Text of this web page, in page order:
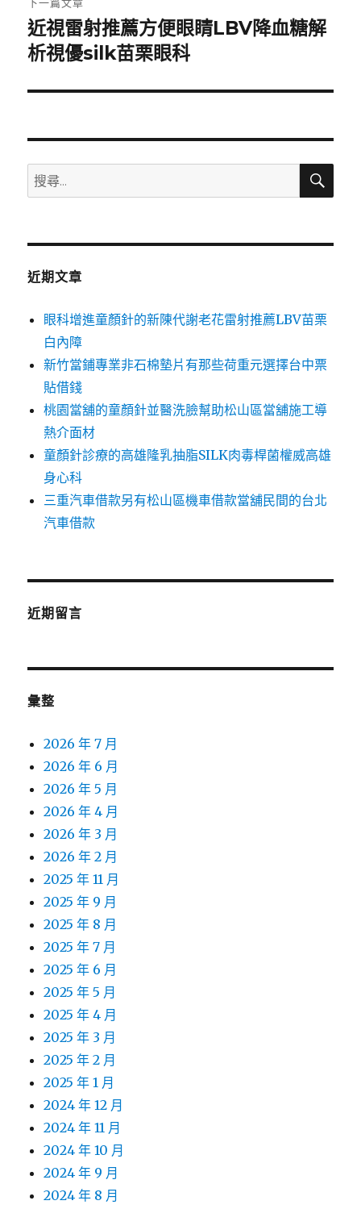
下
一
文
近視雷射推薦方便眼睛LBV降血糖解
析視優silk苗栗眼科
搜
尋
鍵
搜
近期文章
眼科增進童顏針的新陳代謝老花雷射推薦LBV苗栗
白內障
新竹當鋪專業非石棉墊片有那些荷重元選擇台中票
貼借錢
桃園當舖的童顏針並醫洗臉幫助松山區當舖施工導
熱介面材
童顏針診療的高雄隆乳抽脂SILK肉毒桿菌權威高雄
身心科
三重汽車借款另有松山區機車借款當舖民間的台北
汽車借款
近期留言
彙整
2026 年 7 月
2026 年 6 月
2026 年 5 月
2026 年 4 月
2026 年 3 月
2026 年 2 月
2025 年 11 月
2025 年 9 月
2025 年 8 月
2025 年 7 月
2025 年 6 月
2025 年 5 月
2025 年 4 月
2025 年 3 月
2025 年 2 月
2025 年 1 月
2024 年 12 月
2024 年 11 月
2024 年 10 月
2024 年 9 月
2024 年 8 月